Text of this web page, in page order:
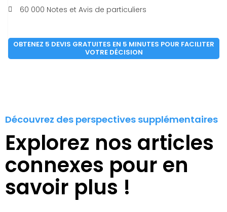
60 000 Notes et Avis de particuliers
OBTENEZ 5 DEVIS GRATUITES EN 5 MINUTES POUR FACILITER
VOTRE DÉCISION
Découvrez des perspectives supplémentaires
Explorez nos articles
connexes pour en
savoir plus !